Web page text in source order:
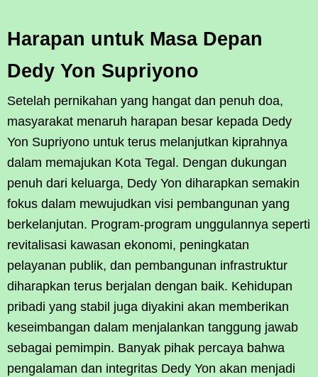
Harapan untuk Masa Depan
Dedy Yon Supriyono
Setelah pernikahan yang hangat dan penuh doa,
masyarakat menaruh harapan besar kepada Dedy
Yon Supriyono untuk terus melanjutkan kiprahnya
dalam memajukan Kota Tegal. Dengan dukungan
penuh dari keluarga, Dedy Yon diharapkan semakin
fokus dalam mewujudkan visi pembangunan yang
berkelanjutan. Program-program unggulannya seperti
revitalisasi kawasan ekonomi, peningkatan
pelayanan publik, dan pembangunan infrastruktur
diharapkan terus berjalan dengan baik. Kehidupan
pribadi yang stabil juga diyakini akan memberikan
keseimbangan dalam menjalankan tanggung jawab
sebagai pemimpin. Banyak pihak percaya bahwa
pengalaman dan integritas Dedy Yon akan menjadi